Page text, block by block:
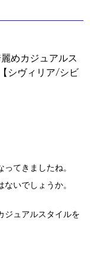
めカジュアルス
シヴィリア/シビ
てきましたね。
いでしょうか。
ジュアルスタイルを